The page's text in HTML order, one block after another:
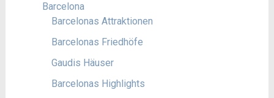
Barcelona
Barcelonas Attraktionen
Barcelonas Friedhöfe
Gaudis Häuser
Barcelonas Highlights